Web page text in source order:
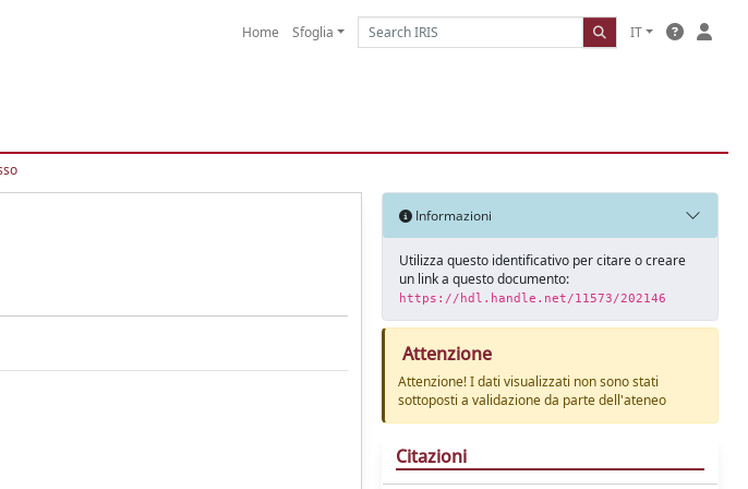
Home Sfoglia IT
Informazioni
Utilizza questo identificativo per citare o creare
un link a questo documento:
https://hdl.handle.net/11573/202146
Attenzione
Attenzione! I dati visualizzati non sono stati
sottoposti a validazione da parte dell'ateneo
Citazioni